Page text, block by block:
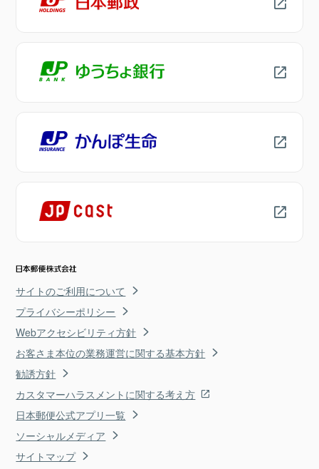
サイトのご利用について
プライバシーポリシー
Webアクセシビリティ方針
お客さま本位の業務運営に関する基本方針
勧誘方針
カスタマーハラスメントに関する考え方
日本郵便公式アプリ一覧
ソーシャルメディア
サイトマップ